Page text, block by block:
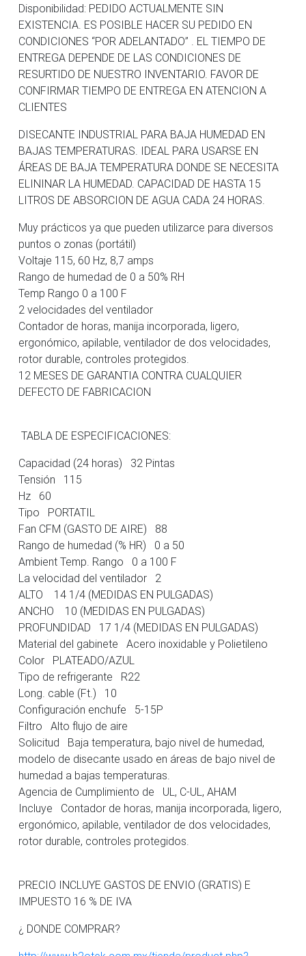
Disponibilidad: PEDIDO ACTUALMENTE SIN
EXISTENCIA. ES POSIBLE HACER SU PEDIDO EN
CONDICIONES “POR ADELANTADO” . EL TIEMPO DE
ENTREGA DEPENDE DE LAS CONDICIONES DE
RESURTIDO DE NUESTRO INVENTARIO. FAVOR DE
CONFIRMAR TIEMPO DE ENTREGA EN ATENCION A
CLIENTES
DISECANTE INDUSTRIAL PARA BAJA HUMEDAD EN
BAJAS TEMPERATURAS. IDEAL PARA USARSE EN
ÁREAS DE BAJA TEMPERATURA DONDE SE NECESITA
ELININAR LA HUMEDAD. CAPACIDAD DE HASTA 15
LITROS DE ABSORCION DE AGUA CADA 24 HORAS.
Muy prácticos ya que pueden utilizarce para diversos
puntos o zonas (portátil)
Voltaje 115, 60 Hz, 8,7 amps
Rango de humedad de 0 a 50% RH
Temp Rango 0 a 100 F
2 velocidades del ventilador
Contador de horas, manija incorporada, ligero,
ergonómico, apilable, ventilador de dos velocidades,
rotor durable, controles protegidos.
12 MESES DE GARANTIA CONTRA CUALQUIER
DEFECTO DE FABRICACION
TABLA DE ESPECIFICACIONES:
Capacidad (24 horas) 32 Pintas
Tensión 115
Hz 60
Tipo PORTATIL
Fan CFM (GASTO DE AIRE) 88
Rango de humedad (% HR) 0 a 50
Ambient Temp. Rango 0 a 100 F
La velocidad del ventilador 2
ALTO 14 1/4 (MEDIDAS EN PULGADAS)
ANCHO 10 (MEDIDAS EN PULGADAS)
PROFUNDIDAD 17 1/4 (MEDIDAS EN PULGADAS)
Material del gabinete Acero inoxidable y Polietileno
Color PLATEADO/AZUL
Tipo de refrigerante R22
Long. cable (Ft.) 10
Configuración enchufe 5-15P
Filtro Alto flujo de aire
Solicitud Baja temperatura, bajo nivel de humedad,
modelo de disecante usado en áreas de bajo nivel de
humedad a bajas temperaturas.
Agencia de Cumplimiento de UL, C-UL, AHAM
Incluye Contador de horas, manija incorporada, ligero,
ergonómico, apilable, ventilador de dos velocidades,
rotor durable, controles protegidos.
PRECIO INCLUYE GASTOS DE ENVIO (GRATIS) E
IMPUESTO 16 % DE IVA
¿ DONDE COMPRAR?